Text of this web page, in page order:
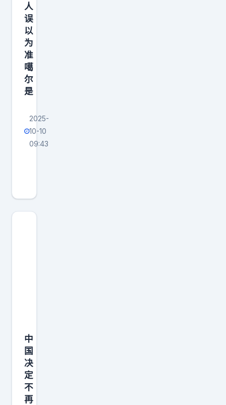
人
误
以
为
准
噶
尔
是
2025-
10-10
09:43
掉
准
族
，
对
当
时
中
国
决
定
不
再